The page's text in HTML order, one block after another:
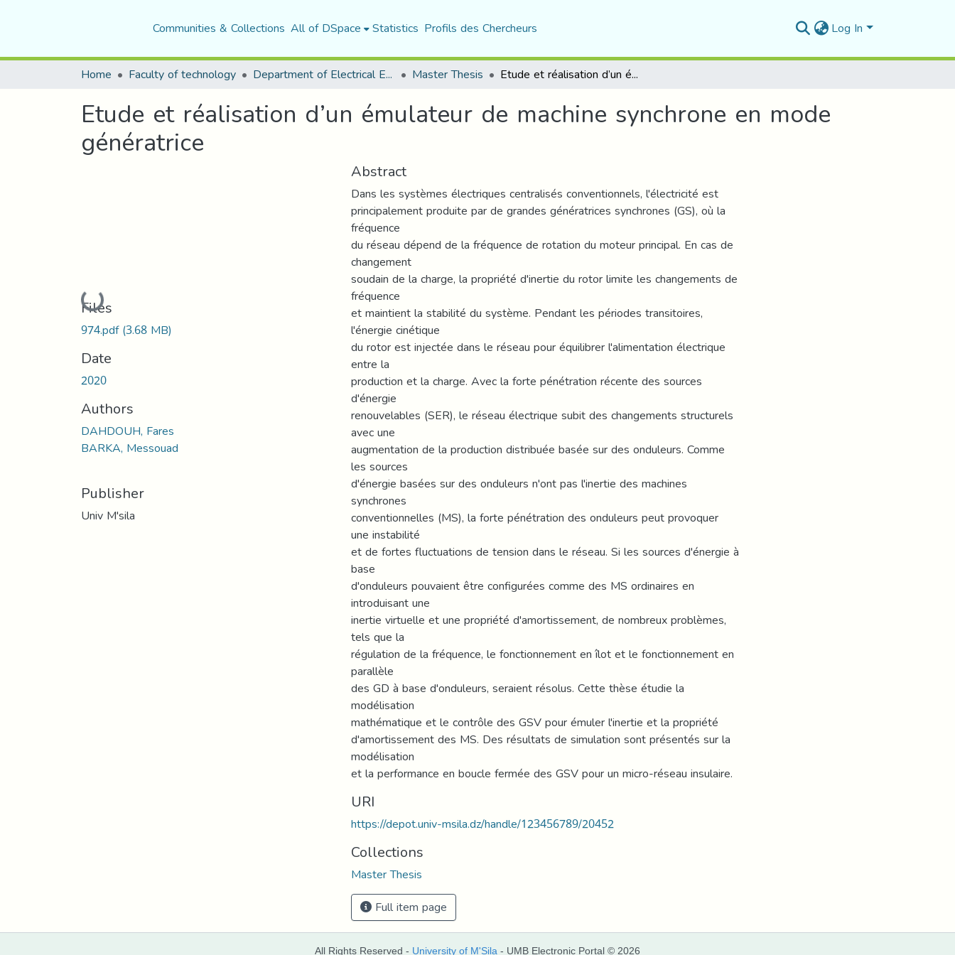
Communities & Collections All of DSpace Statistics Profils des Chercheurs Log In
Home Faculty of technology Department of Electrical Engineering Master Thesis Etude et réalisation d’un émulateur de machine synchrone en mode génératrice
Etude et réalisation d’un émulateur de machine synchrone en mode
génératrice
Loading...
Files
974.pdf(3.68 MB)
Date
2020
Authors
DAHDOUH, Fares
BARKA, Messouad
Publisher
Univ M'sila
Abstract
Dans les systèmes électriques centralisés conventionnels, l'électricité est
principalement produite par de grandes génératrices synchrones (GS), où la
fréquence
du réseau dépend de la fréquence de rotation du moteur principal. En cas de
changement
soudain de la charge, la propriété d'inertie du rotor limite les changements de
fréquence
et maintient la stabilité du système. Pendant les périodes transitoires,
l'énergie cinétique
du rotor est injectée dans le réseau pour équilibrer l'alimentation électrique
entre la
production et la charge. Avec la forte pénétration récente des sources
d'énergie
renouvelables (SER), le réseau électrique subit des changements structurels
avec une
augmentation de la production distribuée basée sur des onduleurs. Comme
les sources
d'énergie basées sur des onduleurs n'ont pas l'inertie des machines
synchrones
conventionnelles (MS), la forte pénétration des onduleurs peut provoquer
une instabilité
et de fortes fluctuations de tension dans le réseau. Si les sources d'énergie à
base
d'onduleurs pouvaient être configurées comme des MS ordinaires en
introduisant une
inertie virtuelle et une propriété d'amortissement, de nombreux problèmes,
tels que la
régulation de la fréquence, le fonctionnement en îlot et le fonctionnement en
parallèle
des GD à base d'onduleurs, seraient résolus. Cette thèse étudie la
modélisation
mathématique et le contrôle des GSV pour émuler l'inertie et la propriété
d'amortissement des MS. Des résultats de simulation sont présentés sur la
modélisation
et la performance en boucle fermée des GSV pour un micro-réseau insulaire.
URI
https://depot.univ-msila.dz/handle/123456789/20452
Collections
Master Thesis
Full item page
All Rights Reserved - University of M'Sila - UMB Electronic Portal © 2026